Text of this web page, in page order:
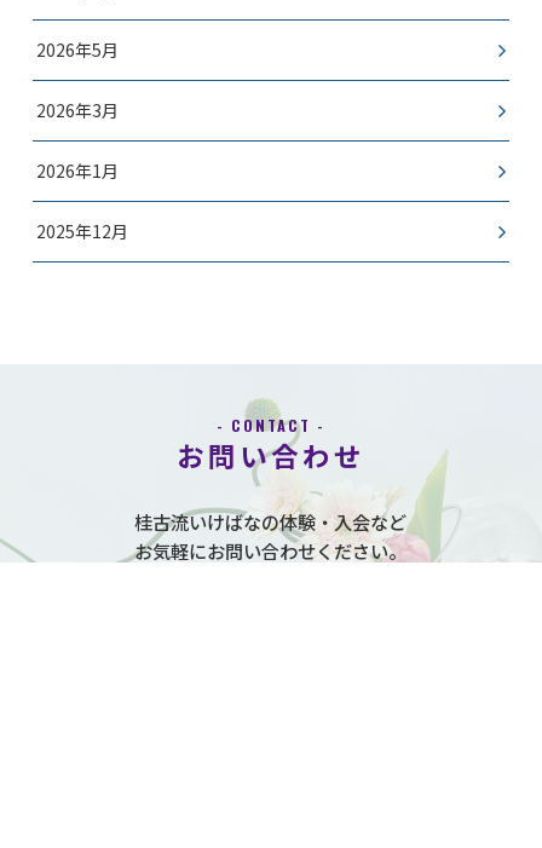
2026年5月
2026年3月
2026年1月
2025年12月
- CONTACT -
お問い合わせ
桂古流いけばなの体験・入会など
お気軽にお問い合わせください。